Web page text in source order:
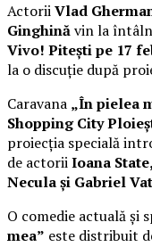
ActoriiVlad
Ginghinăvin la
Vivo! Pitești pe 17
la o discuție după
Caravana „În pielea
Shopping City
proiecția specială
de actoriiIoana
Necula și Gabriel
O comedie actuală și
mea” este distribuit